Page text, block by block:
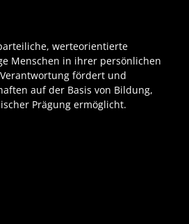
werteorientierte
Menschen in ihrer persönlichen
fördert und
auf der Basis von Bildung,
Prägung ermöglicht.